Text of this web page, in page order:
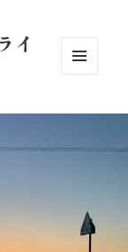
イ
ィジェ